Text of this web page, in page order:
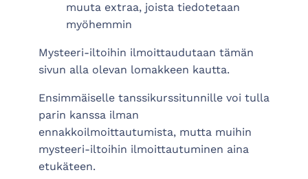
muuta extraa, joista tiedotetaan
myöhemmin
Mysteeri-iltoihin ilmoittaudutaan tämän
sivun alla olevan lomakkeen kautta.
Ensimmäiselle tanssikurssitunnille voi tulla
parin kanssa ilman
ennakkoilmoittautumista, mutta muihin
mysteeri-iltoihin ilmoittautuminen aina
etukäteen.